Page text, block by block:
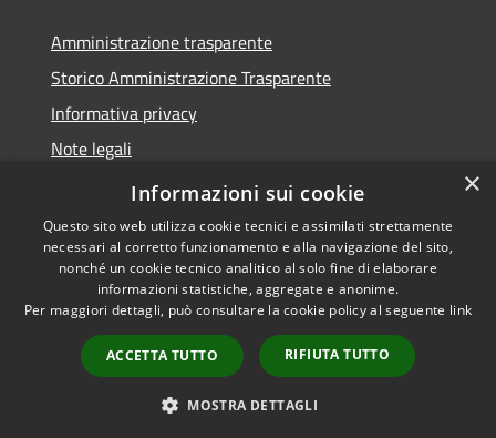
Amministrazione trasparente
Storico Amministrazione Trasparente
Informativa privacy
Note legali
Dichiarazione di accessibilità
Accessibilità
Copyright © 2026 • Comune di
Castellalto • Powered by
Municipium•
Accesso
redazione
×
Informazioni sui cookie
Questo sito web utilizza cookie tecnici e assimilati strettamente
necessari al corretto funzionamento e alla navigazione del sito,
nonché un cookie tecnico analitico al solo fine di elaborare
informazioni statistiche, aggregate e anonime.
Per maggiori dettagli, può consultare la cookie policy al seguente link
ACCETTA TUTTO RIFIUTA TUTTO
MOSTRA DETTAGLI